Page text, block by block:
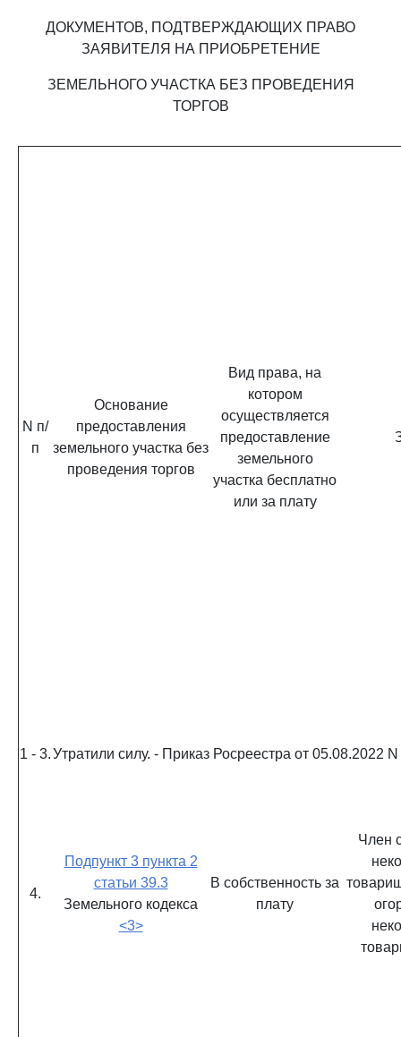
ДОКУМЕНТОВ, ПОДТВЕРЖДАЮЩИХ ПРАВО
ЗАЯВИТЕЛЯ НА ПРИОБРЕТЕНИЕ
ЗЕМЕЛЬНОГО УЧАСТКА БЕЗ ПРОВЕДЕНИЯ
ТОРГОВ
N п/
п
Основание
предоставления
земельного участка без
проведения торгов
Вид права, на
котором
осуществляется
предоставление
земельного
участка бесплатно
или за плату
1 - 3.Утратили силу. - Приказ Росреестра от 05.08.2022
4.
Подпункт 3 пункта 2
статьи 39.3
Земельного кодекса
<3>
В собственность за
плату
Член